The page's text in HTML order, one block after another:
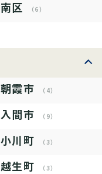
南区 （6）
朝霞市 （4）
入間市 （9）
小川町 （3）
越生町 （3）